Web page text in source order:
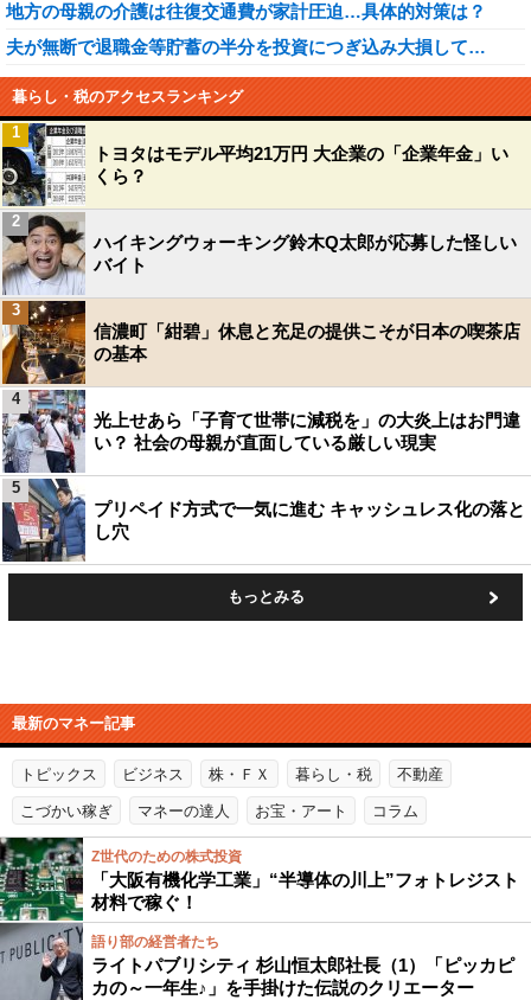
地方の母親の介護は往復交通費が家計圧迫…具体的対策は？
夫が無断で退職金等貯蓄の半分を投資につぎ込み大損して…
暮らし・税のアクセスランキング
トヨタはモデル平均21万円 大企業の「企業年金」い
くら？
1
ハイキングウォーキング鈴木Q太郎が応募した怪しい
バイト
2
信濃町「紺碧」休息と充足の提供こそが日本の喫茶店
の基本
3
光上せあら「子育て世帯に減税を」の大炎上はお門違
い？ 社会の母親が直面している厳しい現実
4
プリペイド方式で一気に進む キャッシュレス化の落と
し穴
5
もっとみる
最新のマネー記事
トピックス ビジネス 株・ＦＸ 暮らし・税 不動産
こづかい稼ぎ マネーの達人 お宝・アート コラム
Z世代のための株式投資
「大阪有機化学工業」“半導体の川上”フォトレジスト
材料で稼ぐ！
語り部の経営者たち
ライトパブリシティ 杉山恒太郎社長（1）「ピッカピ
カの～一年生♪」を手掛けた伝説のクリエーター